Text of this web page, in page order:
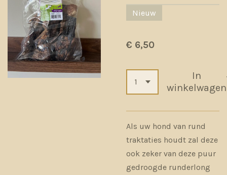
Nieuw
€ 6,50
In
winkelwagen
Als uw hond van rund
traktaties houdt zal deze
ook zeker van deze puur
gedroogde runderlong